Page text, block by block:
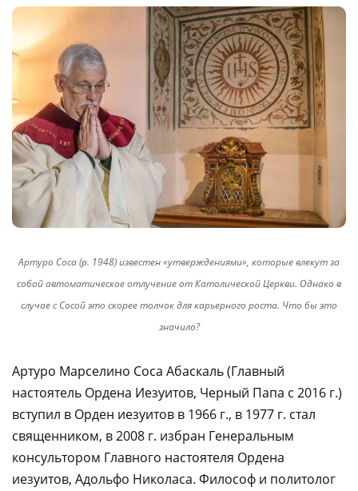
Артуро Соса (р. 1948) известен «утверждениями», которые влекут за
собой автоматическое отлучение от Католической Церкви. Однако в
случае с Сосой это скорее толчок для карьерного роста. Что бы это
значило?
Артуро Марселино Соса Абаскаль (Главный
настоятель Ордена Иезуитов, Черный Папа с 2016 г.)
вступил в Орден иезуитов в 1966 г., в 1977 г. стал
священником, в 2008 г. избран Генеральным
консультором Главного настоятеля Ордена
иезуитов, Адольфо Николаса. Философ и политолог